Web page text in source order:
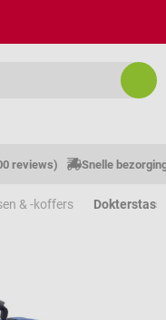
reviews) Snelle
& -koffers